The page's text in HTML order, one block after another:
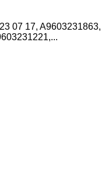
07 17, A9603231863,